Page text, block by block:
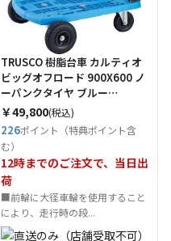
TRUSCO 樹脂台車 カルティオ
ビッグオフロード 900X600 ノ
ーパンクタイヤ ブルー
（Tcode：2558866）
￥49,800(税込)
226ポイント（特典ポイント含
む）
12時までのご注文で、当日出
荷
■前輪に大径車輪を使用すること
により、走行時の段...